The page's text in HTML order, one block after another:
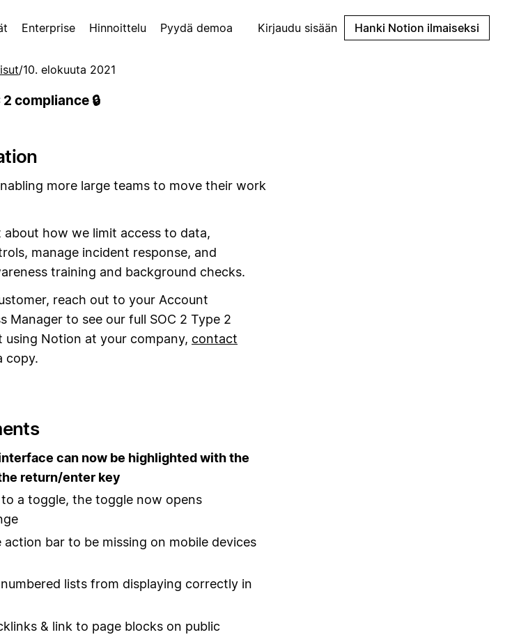
Enterprise Hinnoittelu Pyydä demoa Kirjaudu sisään Hanki Notion ilmaiseksi
/10. elokuuta 2021
2 compliance 🔒
more large teams to move their work
how we limit access to data,
manage incident response, and
training and background checks.
reach out to your Account
Manager to see our full SOC 2 Type 2
Notion at your company, contact
copy.
can now be highlighted with the
return/enter key
a toggle, the toggle now opens
bar to be missing on mobile devices
lists from displaying correctly in
& link to page blocks on public